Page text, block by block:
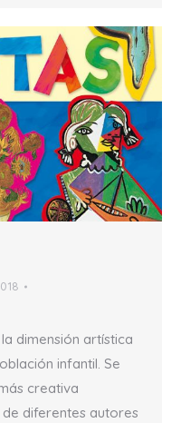
dimensión artística
infantil. Se
creativa
diferentes autores